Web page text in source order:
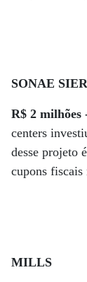
SONAE
R$ 2 milhões
centers
desse projeto
cupons fiscais
MILLS